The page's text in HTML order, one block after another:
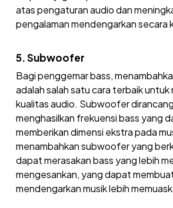
atas pengaturan audio dan
pengalaman mendengarkan secara
5. Subwoofer
Bagi penggemar bass,
adalah salah satu cara terbaik
kualitas audio. Subwoofer
menghasilkan frekuensi bass yang
memberikan dimensi ekstra pada
menambahkan subwoofer yang
dapat merasakan bass yang lebih
mengesankan, yang dapat
mendengarkan musik lebih